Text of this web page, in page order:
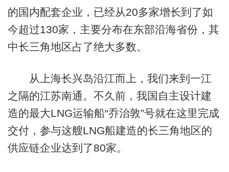
的国内配套企业，已经从20多家增长到了如
今超过130家，主要分布在东部沿海省份，其
中长三角地区占了绝大多数。
从上海长兴岛沿江而上，我们来到一江
之隔的江苏南通。不久前，我国自主设计建
造的最大LNG运输船“乔治敦”号就在这里完成
交付，参与这艘LNG船建造的长三角地区的
供应链企业达到了80家。